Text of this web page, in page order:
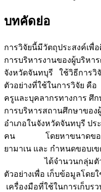
บทคัดย่อ
การวิจัยนี้มีวัตถุประสงค์เพื่
การบริหารงานของผู้บริหา
จังหวัดจันทบุรี ใช้วิธีการวิ
ตัวอย่างที่ใช้ในการวิจัย คื
ครูและบุคลากรทางการ ศึ
การบริหารสถานศึกษาของ
อำเภอในจังหวัดจันทบุรี ปร
คน โดยหาขนาดของกลุ่
ยามาเน และ กำหนดขอบเ
ได้จำนวนกลุ่มตัวอย่า
ตัวอย่างเพื่อ เก็บข้อมูลโดย
เครื่องมือที่ใช้ในการเก็บร